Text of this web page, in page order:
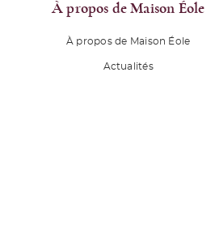
À propos de Maison Éole
À propos de Maison Éole
Actualités